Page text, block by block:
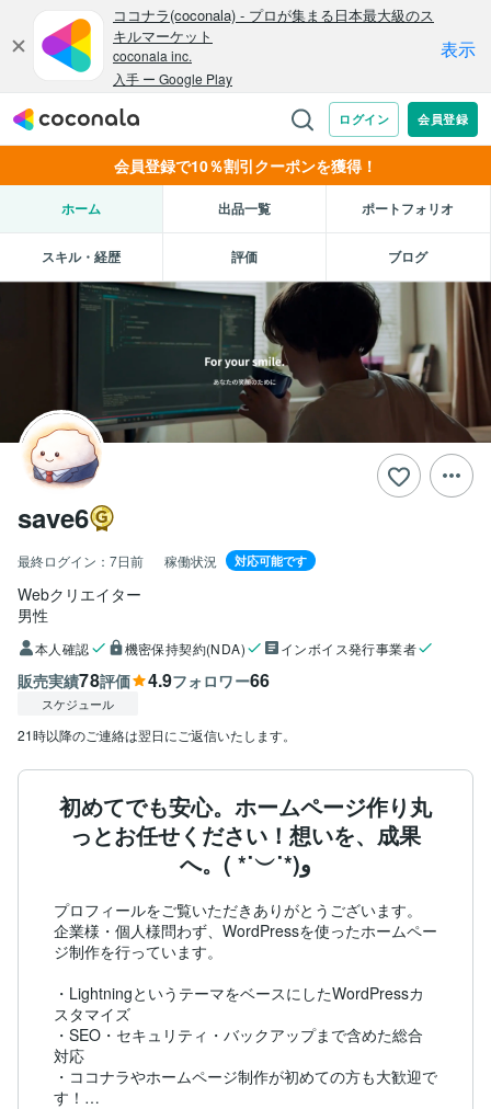
会員登録で10％割引クーポンを獲得！
ホーム 出品一覧 ポートフォリオ
スキル・経歴 評価 ブログ
save6
最終ログイン： 7日前 稼働状況 対応可能です
Webクリエイター
男性
本人確認 機密保持契約(NDA) インボイス発行事業者
販売実績78評価 4.9フォロワー66
スケジュール
21時以降のご連絡は翌日にご返信いたします。
初めてでも安心。ホームページ作り丸
っとお任せください！想いを、成果
へ。( *˙︶˙*)و
プロフィールをご覧いただきありがとうございます。
企業様・個人様問わず、WordPressを使ったホームペー
ジ制作を行っています。
・LightningというテーマをベースにしたWordPressカ
スタマイズ
・SEO・セキュリティ・バックアップまで含めた総合
対応
・ココナラやホームページ制作が初めての方も大歓迎で
す！